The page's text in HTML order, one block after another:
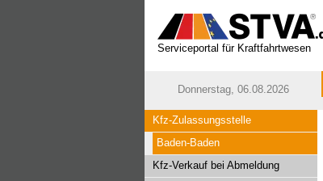
Serviceportal für Kraftfahrtwesen
Donnerstag, 06.08.2026
Kfz-Zulassungsstelle
Baden-Baden
Kfz-Verkauf bei Abmeldung